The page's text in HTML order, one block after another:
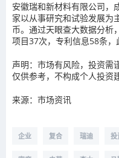
安徽瑞和新材料有限公司，
家以从事研究和试验发展为
币。通过天眼查大数据分析
项目37次，专利信息58条，
声明：市场有风险，投资需
仅供参考，不构成个人投资
来源：市场资讯
企业 复合 瑞迪 投